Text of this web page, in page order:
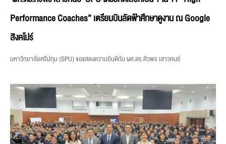
Performance Coaches” เตรียมบินลัดฟ้าศึกษาดูงาน ณ Google
สิงคโปร์
มหาวิทยาลัยศรีปทุม (SPU) ขอแสดงความยินดีกับ ผศ.ดร.ศิวพร เสาวคนธ์